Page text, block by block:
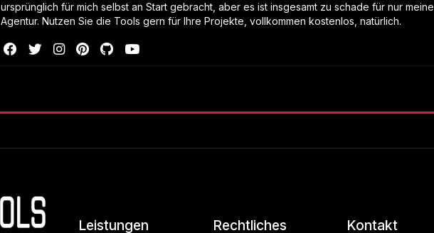
ursprünglich für mich selbst an Start gebracht, aber es ist insgesamt zu schade für nur meine
Agentur. Nutzen Sie die Tools gern für Ihre Projekte, vollkommen kostenlos, natürlich.
Leistungen Rechtliches Kontakt